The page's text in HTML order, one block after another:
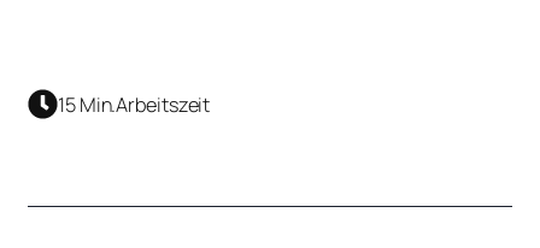
15 Min.Arbeitszeit